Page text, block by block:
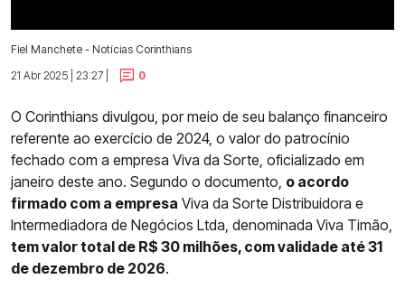
Fiel Manchete - Notícias Corinthians
21 Abr 2025 | 23:27 |
0
O Corinthians divulgou, por meio de seu balanço financeiro
referente ao exercício de 2024, o valor do patrocínio
fechado com a empresa Viva da Sorte, oficializado em
janeiro deste ano. Segundo o documento, o acordo
firmado com a empresa Viva da Sorte Distribuidora e
Intermediadora de Negócios Ltda, denominada Viva Timão,
tem valor total de R$ 30 milhões, com validade até 31
de dezembro de 2026.